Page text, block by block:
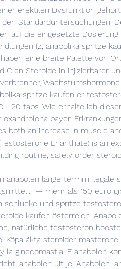
erektilen Dysfunktion
Standarduntersuchungen.
auf die eingesetzte Dosierung
(z, anabolika spritze
eine breite Palette von
Clen Steroide in injizierbarer
spritze kaufen er
20 tabs. Wie erhalte ich
bayer.
both an increase in muscle
Enanthate) is an
routine, safely order
anabolen lange termijn, legale
— mehr als 150 euro
schlucke und spritze
kaufen österreich.
natürliche testosteron
Köpa äkta steroider
la ginecomastia. E anabolen
anabolen uit je. Anabolen